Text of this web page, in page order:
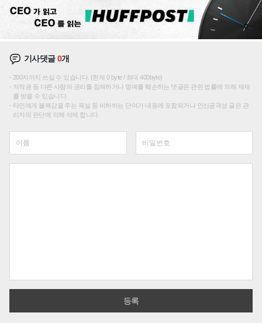
기사댓글0개
200자까지 쓰실 수 있습니다. (현재 0 byte / 최대 400byte)
저작권 등 다른 사람의 권리를 침해하거나 명예를 훼손하는 댓글은 관련 법률에 의해 제재
를 받을 수 있습니다.
타인에게 불쾌감을 주는 욕설 등 비하하는 단어가 내용에 포함되거나 인신공격성 글은 관
리자의 판단에 의해 삭제 합니다.